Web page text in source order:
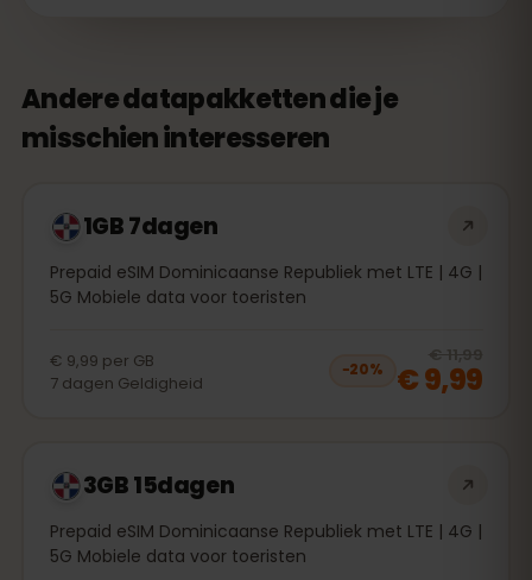
Andere datapakketten die je
misschien interesseren
1GB 7dagen
Prepaid eSIM Dominicaanse Republiek met LTE | 4G |
5G Mobiele data voor toeristen
€ 9,99 per GB
7 dagen Geldigheid
−20%
€ 11,99
€ 9,99
3GB 15dagen
Prepaid eSIM Dominicaanse Republiek met LTE | 4G |
5G Mobiele data voor toeristen